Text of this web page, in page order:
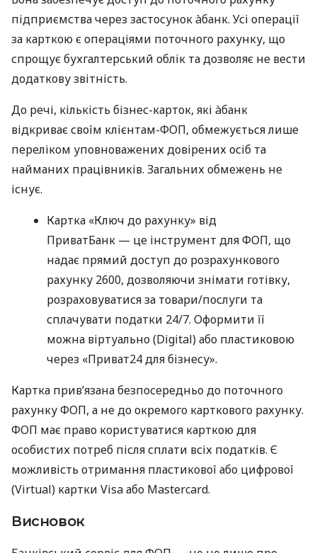
підприємства через застосунок àбанк. Усі операції
за карткою є операціями поточного рахунку, що
спрощує бухгалтерський облік та дозволяє не вести
додаткову звітність.
До речі, кількість бізнес-карток, які àбанк
відкриває своїм клієнтам-ФОП, обмежується лише
переліком уповноважених довірених осіб та
найманих працівників. Загальних обмежень не
існує.
Картка «Ключ до рахунку» від
ПриватБанк — це інструмент для ФОП, що
надає прямий доступ до розрахункового
рахунку 2600, дозволяючи знімати готівку,
розраховуватися за товари/послуги та
сплачувати податки 24/7. Оформити її
можна віртуально (Digital) або пластиковою
через «Приват24 для бізнесу».
Картка прив’язана безпосередньо до поточного
рахунку ФОП, а не до окремого карткового рахунку.
ФОП має право користуватися карткою для
особистих потреб після сплати всіх податків. Є
можливість отримання пластикової або цифрової
(Virtual) картки Visa або Mastercard.
Висновок